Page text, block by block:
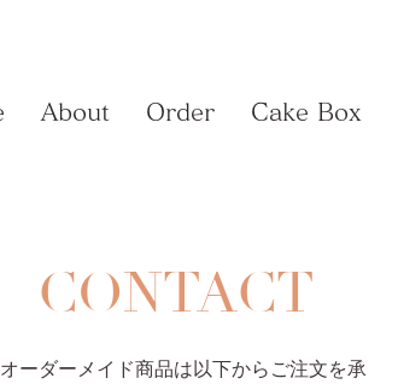
About Order Cake Box
CONTACT
​オーダーメイド商品は以下からご注文を承